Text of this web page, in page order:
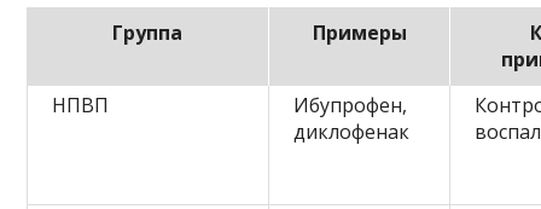
Группа Примеры
НПВП
Ибупрофен,
диклофенак